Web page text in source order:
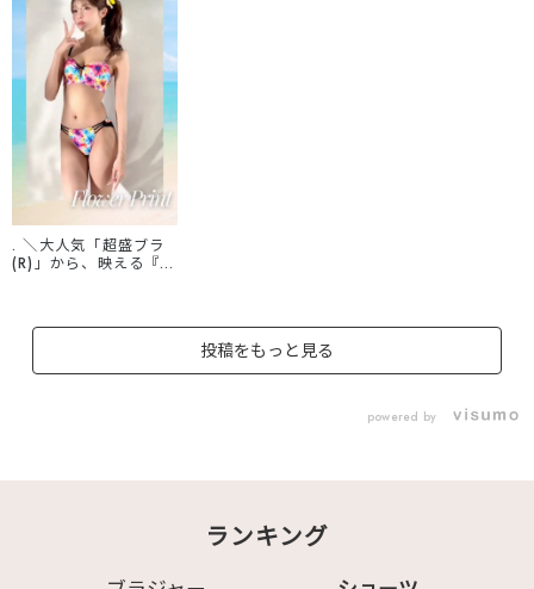
. ＼大人気「超盛ブラ
(R)」から、映える『夏
💙 爽やかセクシーな
柄】 Tシャツに響きに
派？
投稿をもっと見る
powered by
ランキング